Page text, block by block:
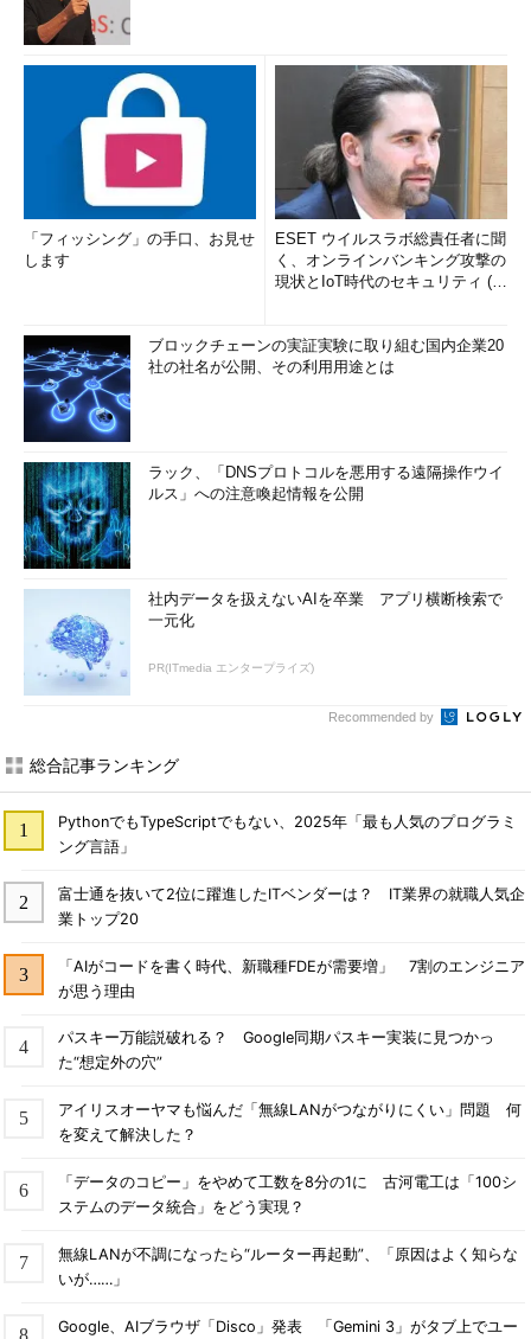
「フィッシング」の手口、お見せ
します
ESET ウイルスラボ総責任者に聞
く、オンラインバンキング攻撃の
現状とIoT時代のセキュリティ (1/
ブロックチェーンの実証実験に取り組む国内企業20
社の社名が公開、その利用用途とは
ラック、「DNSプロトコルを悪用する遠隔操作ウイ
ルス」への注意喚起情報を公開
社内データを扱えないAIを卒業 アプリ横断検索で
一元化
PR(ITmedia エンタープライズ)
Recommended by
総合記事ランキング
PythonでもTypeScriptでもない、2025年「最も人気のプログラミ
ング言語」
富士通を抜いて2位に躍進したITベンダーは？ IT業界の就職人気企
業トップ20
「AIがコードを書く時代、新職種FDEが需要増」 7割のエンジニア
が思う理由
パスキー万能説破れる？ Google同期パスキー実装に見つかっ
た“想定外の穴”
アイリスオーヤマも悩んだ「無線LANがつながりにくい」問題 何
を変えて解決した？
「データのコピー」をやめて工数を8分の1に 古河電工は「100シ
ステムのデータ統合」をどう実現？
無線LANが不調になったら“ルーター再起動”、「原因はよく知らな
いが……」
Google、AIブラウザ「Disco」発表 「Gemini 3」がタブ上でユー